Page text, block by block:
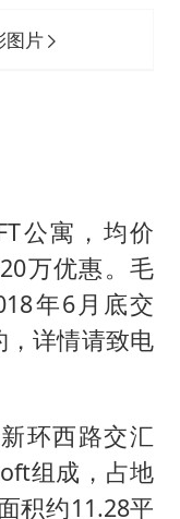
图片
公寓，均价
万优惠。毛
年6月底交
详情请致电
环西路交汇
组成，占地
积约11.28平